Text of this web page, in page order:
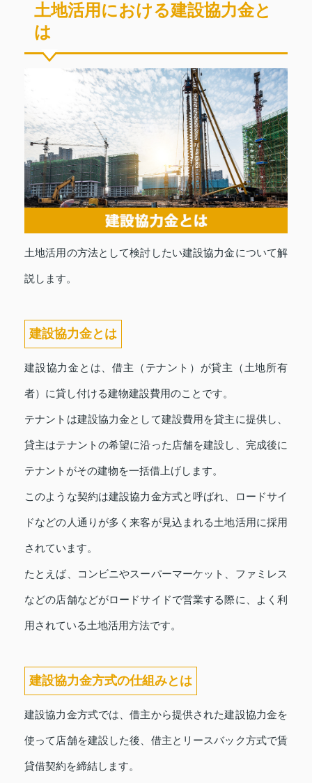
土地活用における建設協力金と
は
土地活用の方法として検討したい建設協力金について解
説します。
建設協力金とは
建設協力金とは、借主（テナント）が貸主（土地所有
者）に貸し付ける建物建設費用のことです。
テナントは建設協力金として建設費用を貸主に提供し、
貸主はテナントの希望に沿った店舗を建設し、完成後に
テナントがその建物を一括借上げします。
このような契約は建設協力金方式と呼ばれ、ロードサイ
ドなどの人通りが多く来客が見込まれる土地活用に採用
されています。
たとえば、コンビニやスーパーマーケット、ファミレス
などの店舗などがロードサイドで営業する際に、よく利
用されている土地活用方法です。
建設協力金方式の仕組みとは
建設協力金方式では、借主から提供された建設協力金を
使って店舗を建設した後、借主とリースバック方式で賃
貸借契約を締結します。